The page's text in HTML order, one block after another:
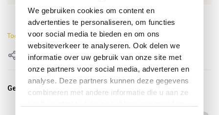
We gebruiken cookies om content en
advertenties te personaliseren, om functies
voor social media te bieden en om ons
websiteverkeer te analyseren. Ook delen we
informatie over uw gebruik van onze site met
onze partners voor social media, adverteren en
analyse. Deze partners kunnen deze gegevens
combineren met andere informatie die u aan ze
Doorsnede 60 cm
Toon meer
Delen
Gerelateerde producten